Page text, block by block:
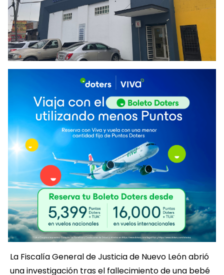
La Fiscalía General de Justicia de Nuevo León abrió
una investigación tras el fallecimiento de una bebé